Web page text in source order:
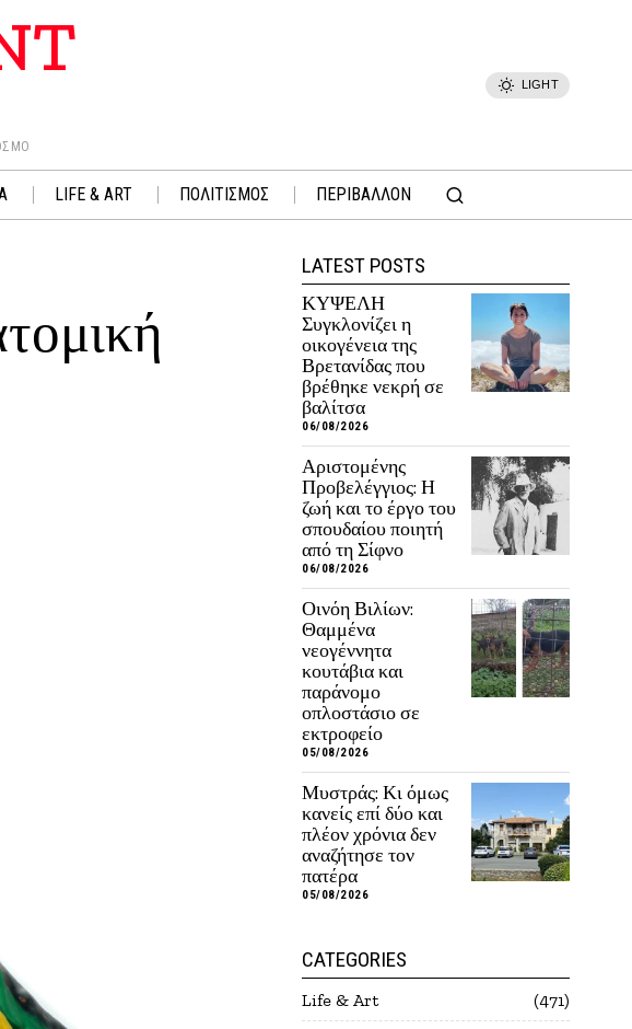
LIGHT
LIFE & ART ΠΟΛΙΤΙΣΜΟΣ ΠΕΡΙΒΑΛΛΟΝ
LATEST POSTS
ΚΥΨΕΛΗ
Συγκλονίζει η
οικογένεια της
Βρετανίδας που
βρέθηκε νεκρή σε
βαλίτσα
06/08/2026
Αριστομένης
Προβελέγγιος: Η
ζωή και το έργο του
σπουδαίου ποιητή
από τη Σίφνο
06/08/2026
Οινόη Βιλίων:
Θαμμένα
νεογέννητα
κουτάβια και
παράνομο
οπλοστάσιο σε
εκτροφείο
05/08/2026
Μυστράς: Κι όμως
κανείς επί δύο και
πλέον χρόνια δεν
αναζήτησε τον
πατέρα
05/08/2026
CATEGORIES
Life & Art
471